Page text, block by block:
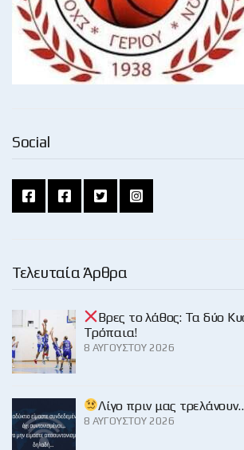
Social
Τελευταία Άρθρα
Βρες το λάθος: Τα δύο
Τρόπαια!
8 ΑΥΓΟΎΣΤΟΥ 2026
Λίγο πριν μας
8 ΑΥΓΟΎΣΤΟΥ 2026